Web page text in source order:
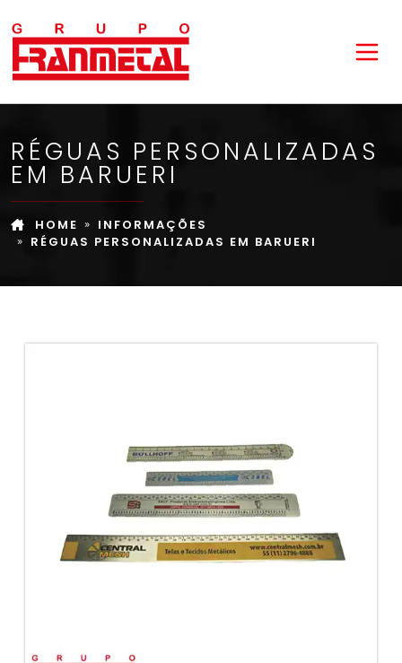
RÉGUAS PERSONALIZADAS
EM BARUERI
HOME
INFORMAÇÕES
RÉGUAS PERSONALIZADAS EM BARUERI